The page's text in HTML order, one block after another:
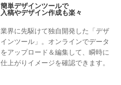
簡単デザインツールで
入稿やデザイン作成も楽々
業界に先駆けて独自開発した「デザ
インツール」。オンラインでデータ
をアップロード＆編集して、瞬時に
仕上がりイメージを確認できます。